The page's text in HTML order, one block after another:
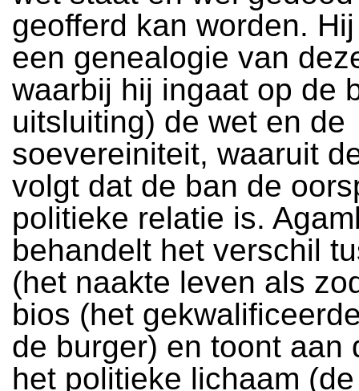
geofferd kan worden.
een genealogie van
waarbij hij ingaat op de
uitsluiting) de wet en de
soevereiniteit, waaruit
volgt dat de ban de
politieke relatie is.
behandelt het verschil
(het naakte leven als
bios (het
de burger) en toont aan
het politieke lichaam